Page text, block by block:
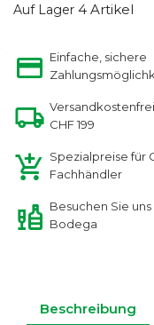
Auf Lager 4 Artikel
Einfache, sichere
CHF 199
Spezialpreise für
Fachhändler
Besuchen Sie
Bodega
Beschreibung